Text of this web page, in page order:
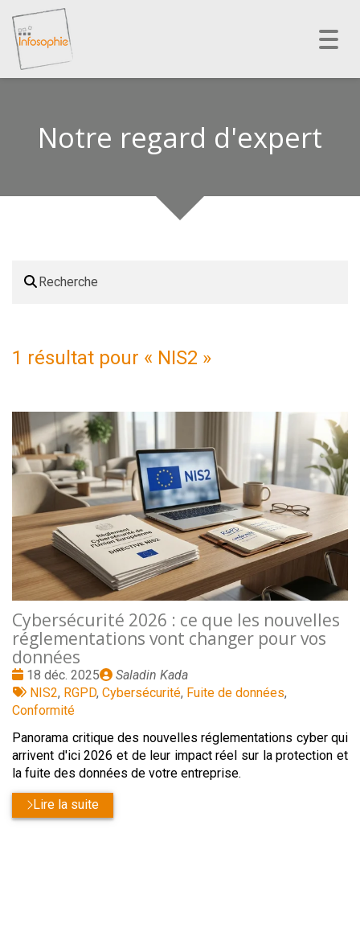
Notre regard d'expert
1 résultat pour « NIS2 »
Cybersécurité 2026 : ce que les nouvelles
réglementations vont changer pour vos
données
Date
:
18 déc. 2025
Publié
par
Saladin Kada
Tags
:
NIS2, RGPD, Cybersécurité, Fuite de données,
Conformité
Panorama critique des nouvelles réglementations cyber qui
arrivent d'ici 2026 et de leur impact réel sur la protection et
la fuite des données de votre entreprise.
Lire la suite